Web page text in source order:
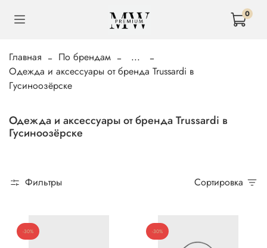
0
Главная По брендам
...
Одежда и аксессуары от бренда Trussardi в
Гусиноозёрске
Одежда и аксессуары от бренда Trussardi в
Гусиноозёрске
Фильтры Сортировка
-30% -30%